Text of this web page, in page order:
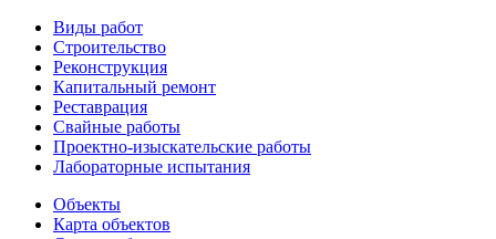
Виды работ
Строительство
Реконструкция
Капитальный ремонт
Реставрация
Свайные работы
Проектно-изыскательские работы
Лабораторные испытания
Объекты
Карта объектов